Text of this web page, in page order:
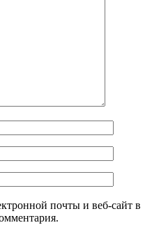
почты и веб-сайт в